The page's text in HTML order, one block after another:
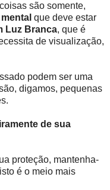
são somente,
que deve estar
Luz Branca, que é
de visualização,
podem ser uma
digamos, pequenas
de sua
proteção, mantenha-
é o meio mais